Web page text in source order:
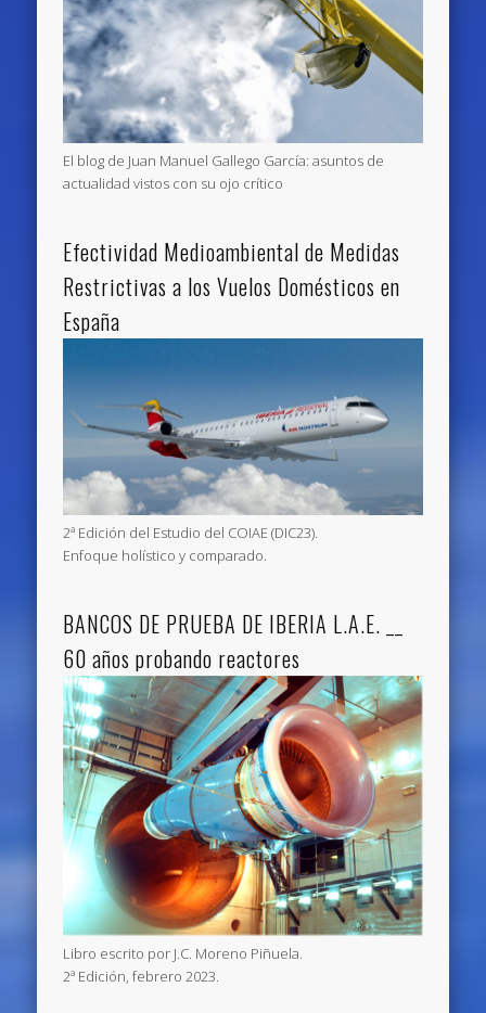
El blog de Juan Manuel Gallego García: asuntos de
actualidad vistos con su ojo crítico
Efectividad Medioambiental de Medidas
Restrictivas a los Vuelos Domésticos en
España
2ª Edición del Estudio del COIAE (DIC23).
Enfoque holístico y comparado.
BANCOS DE PRUEBA DE IBERIA L.A.E. __
60 años probando reactores
Libro escrito por J.C. Moreno Piñuela.
2ª Edición, febrero 2023.